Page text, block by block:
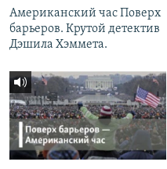
Американский час Поверх
барьеров. Крутой детектив
Дэшила Хэммета.